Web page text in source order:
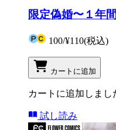
限定偽婚〜１年
100/¥110(税込)
カートに追加
カートに追加しまし
試し読み